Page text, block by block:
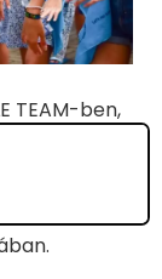
TEAM-ben,